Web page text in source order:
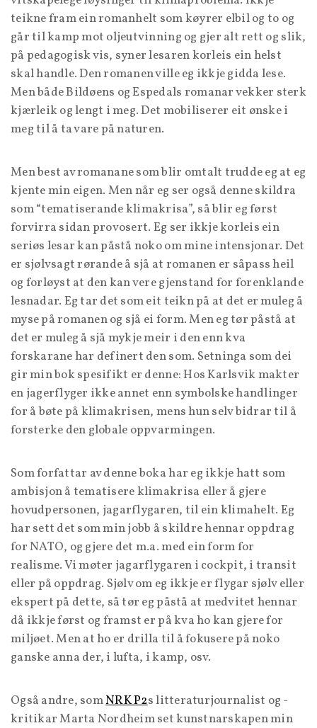
teikne fram ein romanhelt som køyrer elbil og to og
går til kamp mot oljeutvinning og gjer alt rett og slik,
på pedagogisk vis, syner lesaren korleis ein helst
skal handle. Den romanen ville eg ikkje gidda lese.
Men både Bildøens og Espedals romanar vekker sterk
kjærleik og lengt i meg. Det mobiliserer eit ønske i
meg til å ta vare på naturen.
Men best av romanane som blir omtalt trudde eg at eg
kjente min eigen. Men når eg ser også denne skildra
som “tematiserande klimakrisa”, så blir eg først
forvirra sidan provosert. Eg ser ikkje korleis ein
seriøs lesar kan påstå noko om mine intensjonar. Det
er sjølvsagt rørande å sjå at romanen er såpass heil
og forløyst at den kan vere gjenstand for forenklande
lesnadar. Eg tar det som eit teikn på at det er muleg å
myse på romanen og sjå ei form. Men eg tør påstå at
det er muleg å sjå mykje meir i den enn kva
forskarane har definert den som. Setninga som dei
gir min bok spesifikt er denne: Hos Karlsvik makter
en jagerflyger ikke annet enn symbolske handlinger
for å bøte på klimakrisen, mens hun selv bidrar til å
forsterke den globale oppvarmingen.
Som forfattar av denne boka har eg ikkje hatt som
ambisjon å tematisere klimakrisa eller å gjere
hovudpersonen, jagarflygaren, til ein klimahelt. Eg
har sett det som min jobb å skildre hennar oppdrag
for NATO, og gjere det m.a. med ein form for
realisme. Vi møter jagarflygaren i cockpit, i transit
eller på oppdrag. Sjølv om eg ikkje er flygar sjølv eller
ekspert på dette, så tør eg påstå at medvitet hennar
då ikkje først og framst er på kva ho kan gjere for
miljøet. Men at ho er drilla til å fokusere på noko
ganske anna der, i lufta, i kamp, osv.
Også andre, somNRK P2s litteraturjournalist og -
kritikar Marta Nordheim set kunstnarskapen min